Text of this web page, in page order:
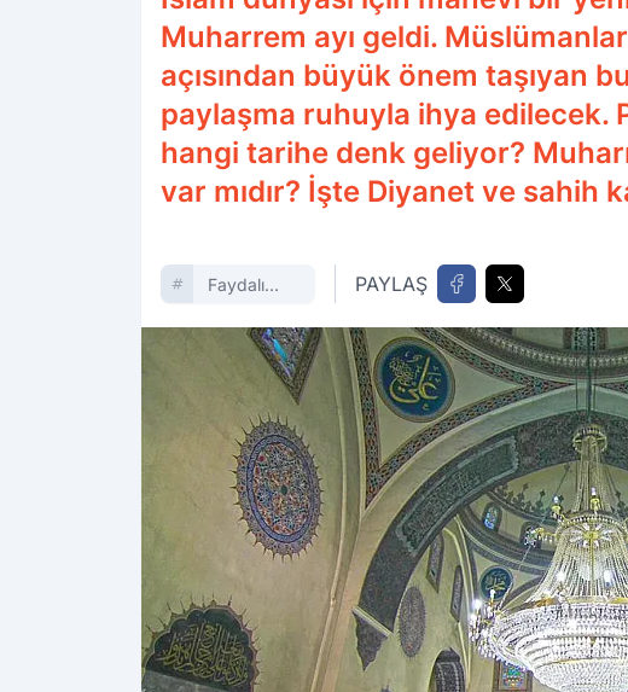
Muharrem ayı geldi.
açısından büyük önem taşıyan
paylaşma ruhuyla ihya edilecek.
hangi tarihe denk geliyor?
var mıdır? İşte Diyanet ve sahih
Faydalı
PAYLAŞ